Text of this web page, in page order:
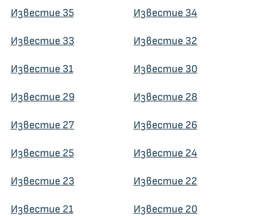
Известие 35 Известие 34
Известие 33 Известие 32
Известие 31 Известие 30
Известие 29 Известие 28
Известие 27 Известие 26
Известие 25 Известие 24
Известие 23 Известие 22
Известие 21 Известие 20